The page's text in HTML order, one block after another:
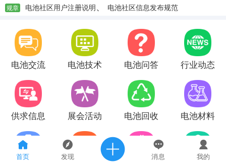
首页 发现 消息 我的
规章 电池社区用户注册说明、 电池社区信息发布规范
电池交流 电池技术 电池问答 行业动态
供求信息 展会活动 电池回收 电池材料